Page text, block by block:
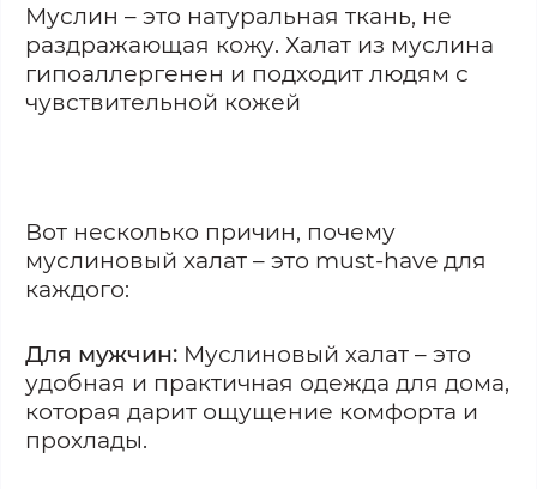
Муслин – это натуральная ткань, не
раздражающая кожу. Халат из муслина
гипоаллергенен и подходит людям с
чувствительной кожей
Вот несколько причин, почему
муслиновый халат – это must-have для
каждого:
Для мужчин: Муслиновый халат – это
удобная и практичная одежда для дома,
которая дарит ощущение комфорта и
прохлады.